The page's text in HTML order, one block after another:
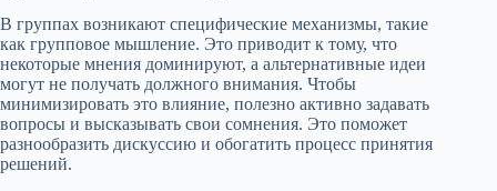
В группах возникают специфические механизмы, такие
как групповое мышление. Это приводит к тому, что
некоторые мнения доминируют, а альтернативные идеи
могут не получать должного внимания. Чтобы
минимизировать это влияние, полезно активно задавать
вопросы и высказывать свои сомнения. Это поможет
разнообразить дискуссию и обогатить процесс принятия
решений.